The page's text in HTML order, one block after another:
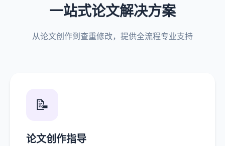
一站式论文解决方案
从论文创作到查重修改，提供全流程专业支持
📝
论文创作指导